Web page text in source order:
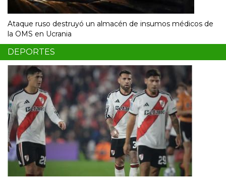
Ataque ruso destruyó un almacén de insumos médicos de
la OMS en Ucrania
DEPORTES